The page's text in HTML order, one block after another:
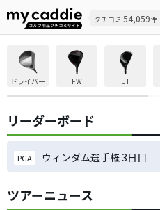
クチコミ 54,059件
ドライバー FW UT
リーダーボード
PGA ウィンダム選手権 3日目
ツアーニュース